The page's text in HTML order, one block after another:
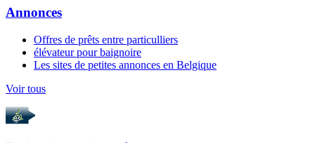
Annonces
Offres de prêts entre particulliers
élévateur pour baignoire
Les sites de petites annonces en Belgique
Voir tous